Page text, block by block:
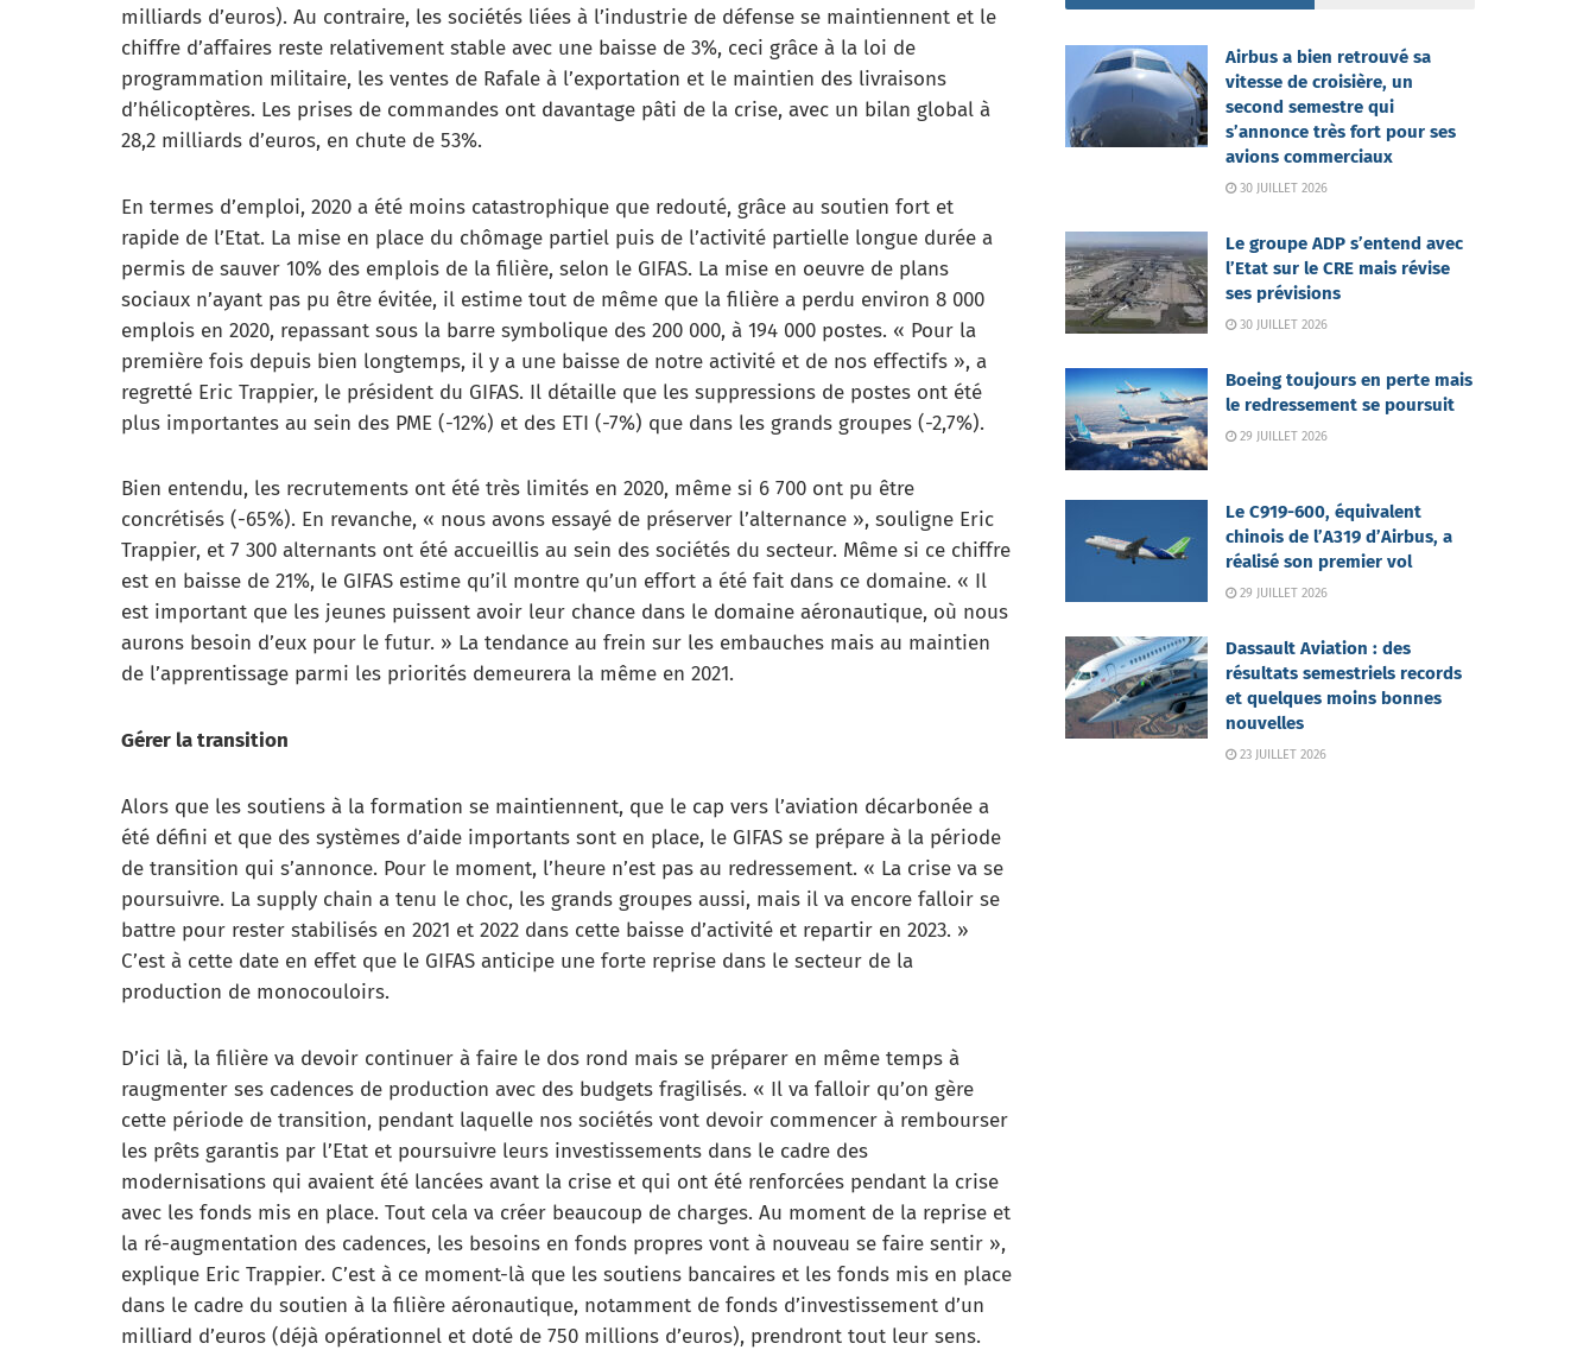
milliards d’euros). Au contraire, les sociétés liées à l’industrie de défense se maintiennent et le
chiffre d’affaires reste relativement stable avec une baisse de 3%, ceci grâce à la loi de
programmation militaire, les ventes de Rafale à l’exportation et le maintien des livraisons
d’hélicoptères. Les prises de commandes ont davantage pâti de la crise, avec un bilan global à
28,2 milliards d’euros, en chute de 53%.
En termes d’emploi, 2020 a été moins catastrophique que redouté, grâce au soutien fort et
rapide de l’Etat. La mise en place du chômage partiel puis de l’activité partielle longue durée a
permis de sauver 10% des emplois de la filière, selon le GIFAS. La mise en oeuvre de plans
sociaux n’ayant pas pu être évitée, il estime tout de même que la filière a perdu environ 8 000
emplois en 2020, repassant sous la barre symbolique des 200 000, à 194 000 postes. « Pour la
première fois depuis bien longtemps, il y a une baisse de notre activité et de nos effectifs », a
regretté Eric Trappier, le président du GIFAS. Il détaille que les suppressions de postes ont été
plus importantes au sein des PME (-12%) et des ETI (-7%) que dans les grands groupes (-2,7%).
Bien entendu, les recrutements ont été très limités en 2020, même si 6 700 ont pu être
concrétisés (-65%). En revanche, « nous avons essayé de préserver l’alternance », souligne Eric
Trappier, et 7 300 alternants ont été accueillis au sein des sociétés du secteur. Même si ce chiffre
est en baisse de 21%, le GIFAS estime qu’il montre qu’un effort a été fait dans ce domaine. « Il
est important que les jeunes puissent avoir leur chance dans le domaine aéronautique, où nous
aurons besoin d’eux pour le futur. » La tendance au frein sur les embauches mais au maintien
de l’apprentissage parmi les priorités demeurera la même en 2021.
Gérer la transition
Alors que les soutiens à la formation se maintiennent, que le cap vers l’aviation décarbonée a
été défini et que des systèmes d’aide importants sont en place, le GIFAS se prépare à la période
de transition qui s’annonce. Pour le moment, l’heure n’est pas au redressement. « La crise va se
poursuivre. La supply chain a tenu le choc, les grands groupes aussi, mais il va encore falloir se
battre pour rester stabilisés en 2021 et 2022 dans cette baisse d’activité et repartir en 2023. »
C’est à cette date en effet que le GIFAS anticipe une forte reprise dans le secteur de la
production de monocouloirs.
D’ici là, la filière va devoir continuer à faire le dos rond mais se préparer en même temps à
raugmenter ses cadences de production avec des budgets fragilisés. « Il va falloir qu’on gère
cette période de transition, pendant laquelle nos sociétés vont devoir commencer à rembourser
les prêts garantis par l’Etat et poursuivre leurs investissements dans le cadre des
modernisations qui avaient été lancées avant la crise et qui ont été renforcées pendant la crise
avec les fonds mis en place. Tout cela va créer beaucoup de charges. Au moment de la reprise et
la ré-augmentation des cadences, les besoins en fonds propres vont à nouveau se faire sentir »,
explique Eric Trappier. C’est à ce moment-là que les soutiens bancaires et les fonds mis en place
dans le cadre du soutien à la filière aéronautique, notamment de fonds d’investissement d’un
milliard d’euros (déjà opérationnel et doté de 750 millions d’euros), prendront tout leur sens.
Airbus a bien retrouvé sa
vitesse de croisière, un
second semestre qui
s’annonce très fort pour ses
avions commerciaux
30 JUILLET 2026
Le groupe ADP s’entend avec
l’Etat sur le CRE mais révise
ses prévisions
30 JUILLET 2026
Boeing toujours en perte mais
le redressement se poursuit
29 JUILLET 2026
Le C919-600, équivalent
chinois de l’A319 d’Airbus, a
réalisé son premier vol
29 JUILLET 2026
Dassault Aviation : des
résultats semestriels records
et quelques moins bonnes
nouvelles
23 JUILLET 2026